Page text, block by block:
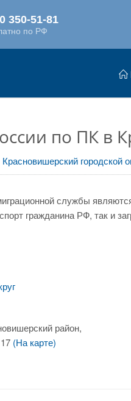
по ПК в
Красновишерский городской
службы
гражданина РФ, так и
район,
(На карте)